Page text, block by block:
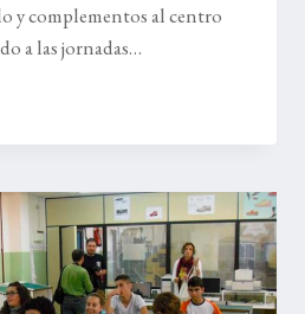
y complementos al centro
a las jornadas…